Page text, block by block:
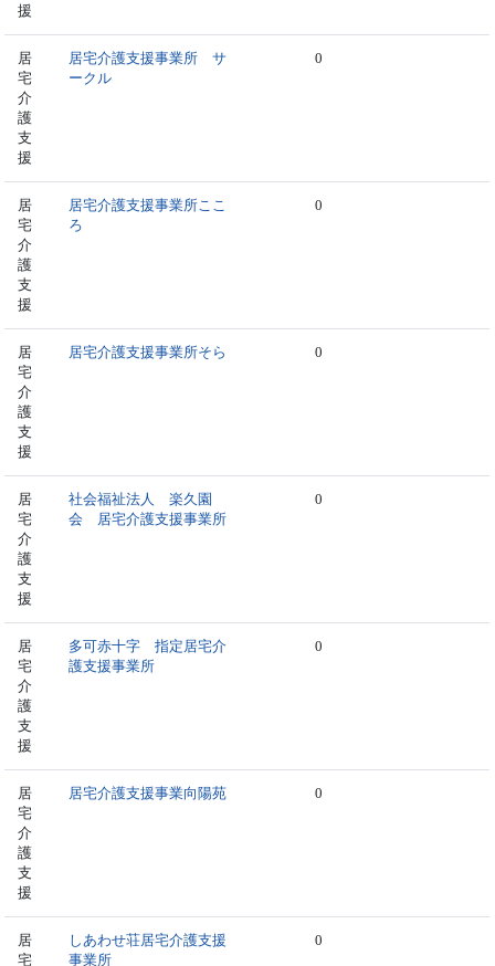
援
居
宅
介
護
支
援
居宅介護支援事業所 サ
ークル
0
居
宅
介
護
支
援
居宅介護支援事業所ここ
ろ
0
居
宅
介
護
支
援
居宅介護支援事業所そら 0
居
宅
介
護
支
援
社会福祉法人 楽久園
会 居宅介護支援事業所
0
居
宅
介
護
支
援
多可赤十字 指定居宅介
護支援事業所
0
居
宅
介
護
支
援
居宅介護支援事業向陽苑 0
居
宅
しあわせ荘居宅介護支援
事業所
0